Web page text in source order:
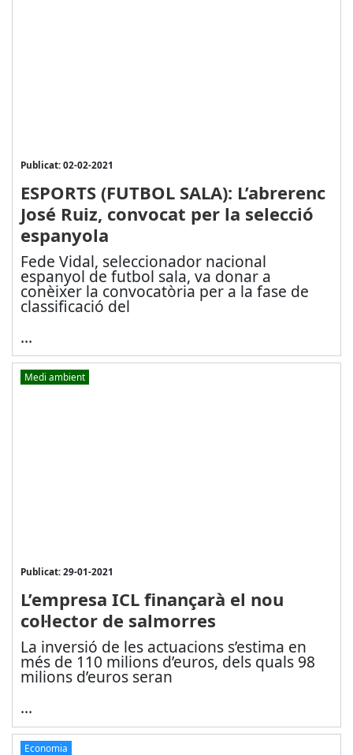
Publicat: 02-02-2021
ESPORTS (FUTBOL SALA): L’abrerenc
José Ruiz, convocat per la selecció
espanyola
Fede Vidal, seleccionador nacional
espanyol de futbol sala, va donar a
conèixer la convocatòria per a la fase de
classificació del
...
Medi ambient
Publicat: 29-01-2021
L’empresa ICL finançarà el nou
col·lector de salmorres
La inversió de les actuacions s’estima en
més de 110 milions d’euros, dels quals 98
milions d’euros seran
...
Economia